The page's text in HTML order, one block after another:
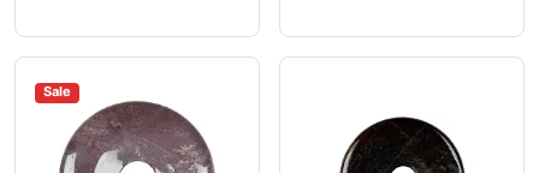
Sale